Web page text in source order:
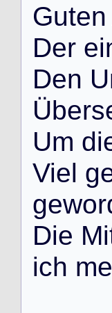
Guten
Der ei
Den U
Übers
Um di
Viel g
gewor
Die Mi
ich me